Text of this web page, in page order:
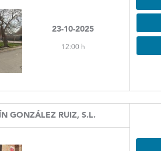
23-10-2025
12:00 h
GONZÁLEZ RUIZ, S.L.